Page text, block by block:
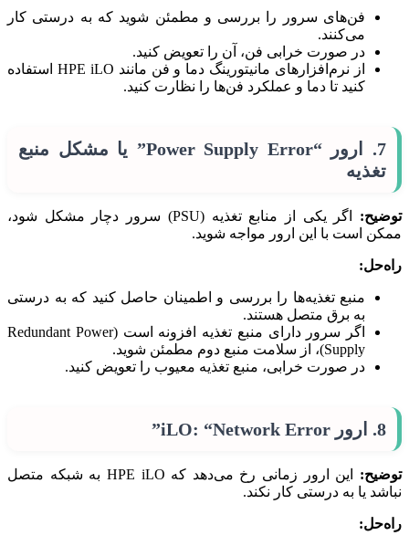
فن‌های سرور را بررسی و مطمئن شوید که به درستی کار
می‌کنند.
در صورت خرابی فن، آن را تعویض کنید.
از نرم‌افزارهای مانیتورینگ دما و فن مانند HPE iLO استفاده
کنید تا دما و عملکرد فن‌ها را نظارت کنید.
7. ارور “Power Supply Error” یا مشکل منبع
تغذیه
توضیح:
اگر یکی از منابع تغذیه (PSU) سرور دچار مشکل شود،
ممکن است با این ارور مواجه شوید.
راه‌حل:
منبع تغذیه‌ها را بررسی و اطمینان حاصل کنید که به درستی
به برق متصل هستند.
اگر سرور دارای منبع تغذیه افزونه است (Redundant Power
Supply)، از سلامت منبع دوم مطمئن شوید.
در صورت خرابی، منبع تغذیه معیوب را تعویض کنید.
8. ارور iLO: “Network Error”
توضیح:
این ارور زمانی رخ می‌دهد که HPE iLO به شبکه متصل
نباشد یا به درستی کار نکند.
راه‌حل: